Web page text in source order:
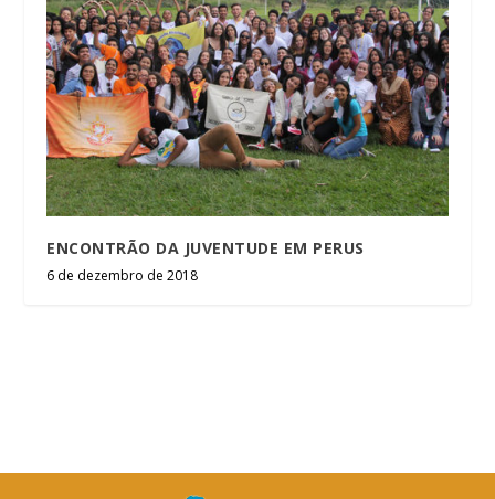
ENCONTRÃO DA JUVENTUDE EM PERUS
6 de dezembro de 2018